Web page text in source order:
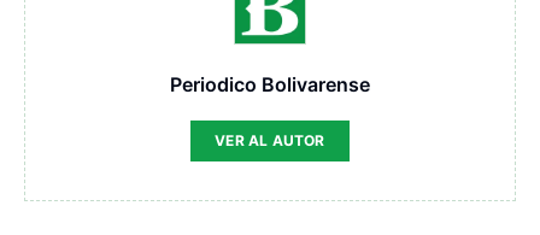
Periodico Bolivarense
VER AL AUTOR